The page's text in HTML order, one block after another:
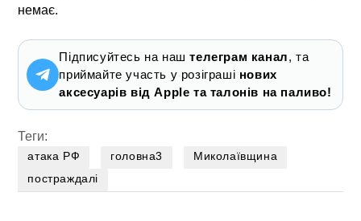
немає.
Підписуйтесь на наштелеграм канал, та
приймайте участь у розіграші нових
аксесуарів від Apple та талонів на паливо!
Теги:
атака РФ головна3
Миколаївщина
постраждалі